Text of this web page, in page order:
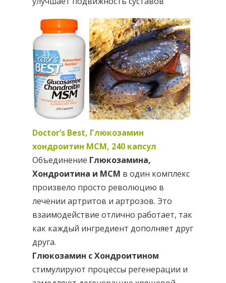
Doctor’s Best, Глюкозамин
хондроитин МСМ, 240 капсул
Объединение Глюкозамина,
Хондроитина и МСМ в один комплекс
произвело просто революцию в
лечении артритов и артрозов. Это
взаимодействие отлично работает, так
как каждый ингредиент дополняет друг
друга.
Глюкозамин с Хондроитином
стимулируют процессы регенерации и